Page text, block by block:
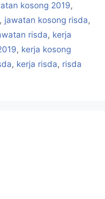
kosong 2019,
, jawatan kosong risda,
risda, kerja
, kerja kosong
, kerja risda, risda